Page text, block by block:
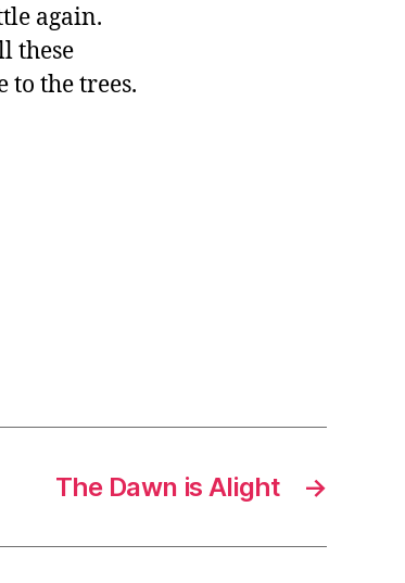
again.
these
to the trees.
→
The Dawn is Alight